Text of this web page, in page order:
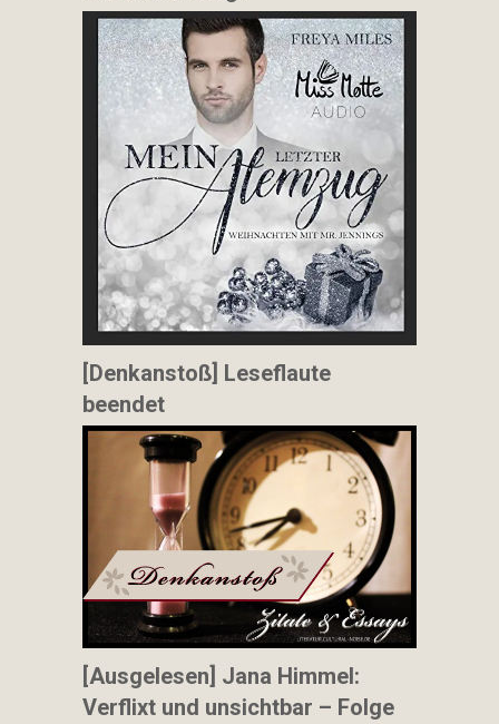
[Denkanstoß] Leseflaute
beendet
[Ausgelesen] Jana Himmel:
Verflixt und unsichtbar – Folge